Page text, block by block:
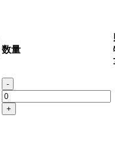
数量
-
+